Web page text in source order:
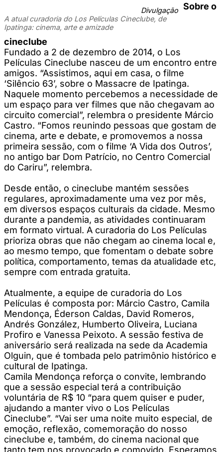
Divulgação
A atual curadoria do Los Películas Cineclube, de
Ipatinga: cinema, arte e amizade
Sobre o
cineclube
Fundado a 2 de dezembro de 2014, o Los
Películas Cineclube nasceu de um encontro entre
amigos. “Assistimos, aqui em casa, o filme
‘Silêncio 63’, sobre o Massacre de Ipatinga.
Naquele momento percebemos a necessidade de
um espaço para ver filmes que não chegavam ao
circuito comercial”, relembra o presidente Márcio
Castro. “Fomos reunindo pessoas que gostam de
cinema, arte e debate, e promovemos a nossa
primeira sessão, com o filme ‘A Vida dos Outros’,
no antigo bar Dom Patrício, no Centro Comercial
do Cariru”, relembra.
Desde então, o cineclube mantém sessões
regulares, aproximadamente uma vez por mês,
em diversos espaços culturais da cidade. Mesmo
durante a pandemia, as atividades continuaram
em formato virtual. A curadoria do Los Películas
prioriza obras que não chegam ao cinema local e,
ao mesmo tempo, que fomentam o debate sobre
política, comportamento, temas da atualidade etc,
sempre com entrada gratuita.
Atualmente, a equipe de curadoria do Los
Películas é composta por: Márcio Castro, Camila
Mendonça, Éderson Caldas, David Romeros,
Andrés González, Humberto Oliveira, Luciana
Profiro e Vanessa Peixoto. A sessão festiva de
aniversário será realizada na sede da Academia
Olguin, que é tombada pelo patrimônio histórico e
cultural de Ipatinga.
Camila Mendonça reforça o convite, lembrando
que a sessão especial terá a contribuição
voluntária de R$ 10 “para quem quiser e puder,
ajudando a manter vivo o Los Películas
Cineclube”. “Vai ser uma noite muito especial, de
emoção, reflexão, comemoração do nosso
cineclube e, também, do cinema nacional que
tanto tem nos provocado e comovido. Esperamos